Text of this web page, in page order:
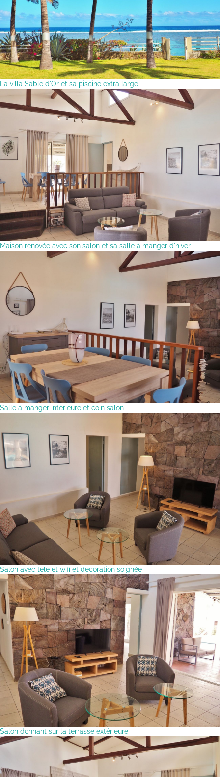
La villa Sable d'Or et sa piscine extra large
Maison rénovée avec son salon et sa salle à manger d'hiver
Salle à manger intérieure et coin salon
Salon avec télé et wifi et décoration soignée
Salon donnant sur la terrasse extérieure